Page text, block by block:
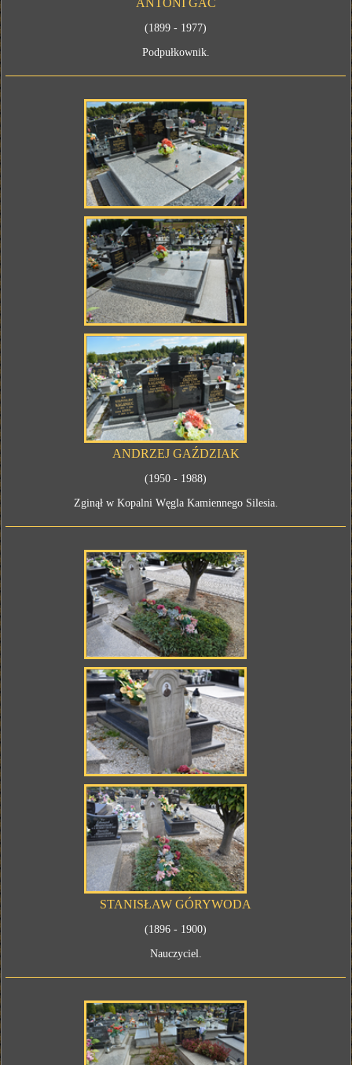
ANTONI GAC
(1899 - 1977)
Podpułkownik.
ANDRZEJ GAŹDZIAK
(1950 - 1988)
Zginął w Kopalni Węgla Kamiennego Silesia.
STANISŁAW GÓRYWODA
(1896 - 1900)
Nauczyciel.